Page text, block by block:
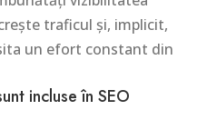
traficul și, implicit,
un efort constant din
incluse în SEO